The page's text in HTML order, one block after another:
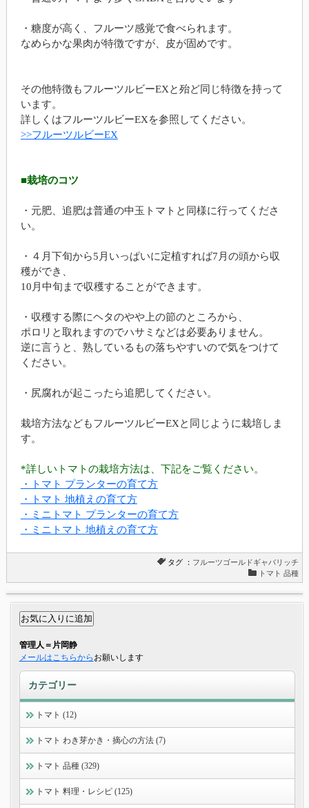
・糖度が高く、フルーツ感覚で食べられます。
なめらかな果肉が特徴ですが、皮が固めです。
その他特徴もフルーツルビーEXと殆ど同じ特徴を持って
います。
詳しくはフルーツルビーEXを参照してください。
>>フルーツルビーEX
■栽培のコツ
・元肥、追肥は普通の中玉トマトと同様に行ってくださ
い。
・４月下旬から5月いっぱいに定植すれば7月の頭から収
穫ができ、
10月中旬まで収穫することができます。
・収穫する際にヘタのやや上の節のところから、
ポロリと取れますのでハサミなどは必要ありません。
逆に言うと、熟しているもの落ちやすいので気をつけて
ください。
・尻腐れが起こったら追肥してください。
栽培方法などもフルーツルビーEXと同じように栽培しま
す。
*詳しいトマトの栽培方法は、下記をご覧ください。
・トマト プランターの育て方
・トマト 地植えの育て方
・ミニトマト プランターの育て方
・ミニトマト 地植えの育て方
タグ ： フルーツゴールドギャバリッチ
トマト 品種
管理人＝片岡静
メールはこちらから お願いします
カテゴリー
トマト (12)
トマト わき芽かき・摘心の方法 (7)
トマト 品種 (329)
トマト 料理・レシピ (125)